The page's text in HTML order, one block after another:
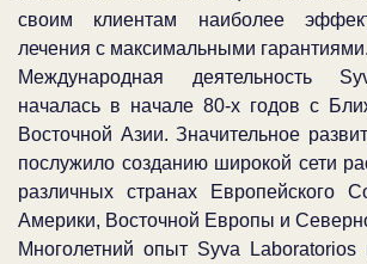
своим клиентам наиболее
лечения с максимальными гарантиями.
Международная деятельность
началась в начале 80-х годов с
Восточной Азии. Значительное
послужило созданию широкой сети
различных странах Европейского
Америки, Восточной Европы и
Многолетний опыт Syva Laboratorios